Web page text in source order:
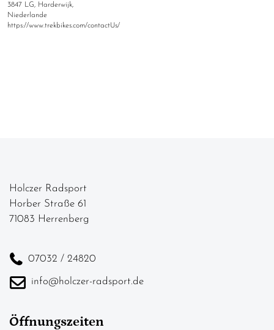
3847 LG, Harderwijk,
Niederlande
https://www.trekbikes.com/contactUs/
Holczer Radsport
Horber Straße 61
71083 Herrenberg
07032 / 24820
info@holczer-radsport.de
Öffnungszeiten